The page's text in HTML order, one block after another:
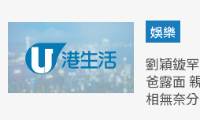
娛樂
劉穎鏇
爸露面
相無奈